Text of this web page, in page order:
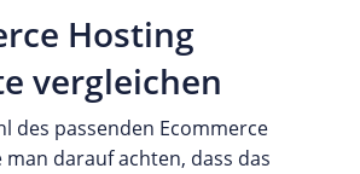
Hosting
vergleichen
des passenden Ecommerce
darauf achten, dass das